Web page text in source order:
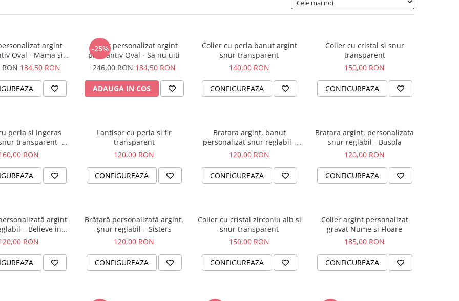
argint
Oval - Mama si
Bebelus
RON184,50 RON
-25%
Colier personalizat argint
pandantiv Oval - Sa nu uiti
246,00 RON184,50 RON
ADAUGA IN COS
Colier cu perla banut argint
snur transparent
140,00 RON
CONFIGUREAZA
Colier cu cristal si snur
transparent
150,00 RON
CONFIGUREAZA
perla si ingeras
transparent -
Blessed
RON
Lantisor cu perla si fir
transparent
120,00 RON
CONFIGUREAZA
Bratara argint, banut
personalizat snur reglabil -
Simbol Unconditional Love
120,00 RON
CONFIGUREAZA
Bratara argint, personalizata
snur reglabil - Busola
120,00 RON
CONFIGUREAZA
argint
– Believe in
Yourself
RON
Brățară personalizată argint,
șnur reglabil – Sisters
120,00 RON
CONFIGUREAZA
Colier cu cristal zirconiu alb si
snur transparent
150,00 RON
CONFIGUREAZA
Colier argint personalizat
gravat Nume si Floare
185,00 RON
CONFIGUREAZA